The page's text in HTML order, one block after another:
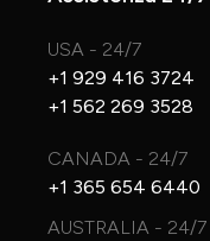
USA - 24/7
+1 929 416 3724
+1 562 269 3528
CANADA - 24/7
+1 365 654 6440
AUSTRALIA - 24/7